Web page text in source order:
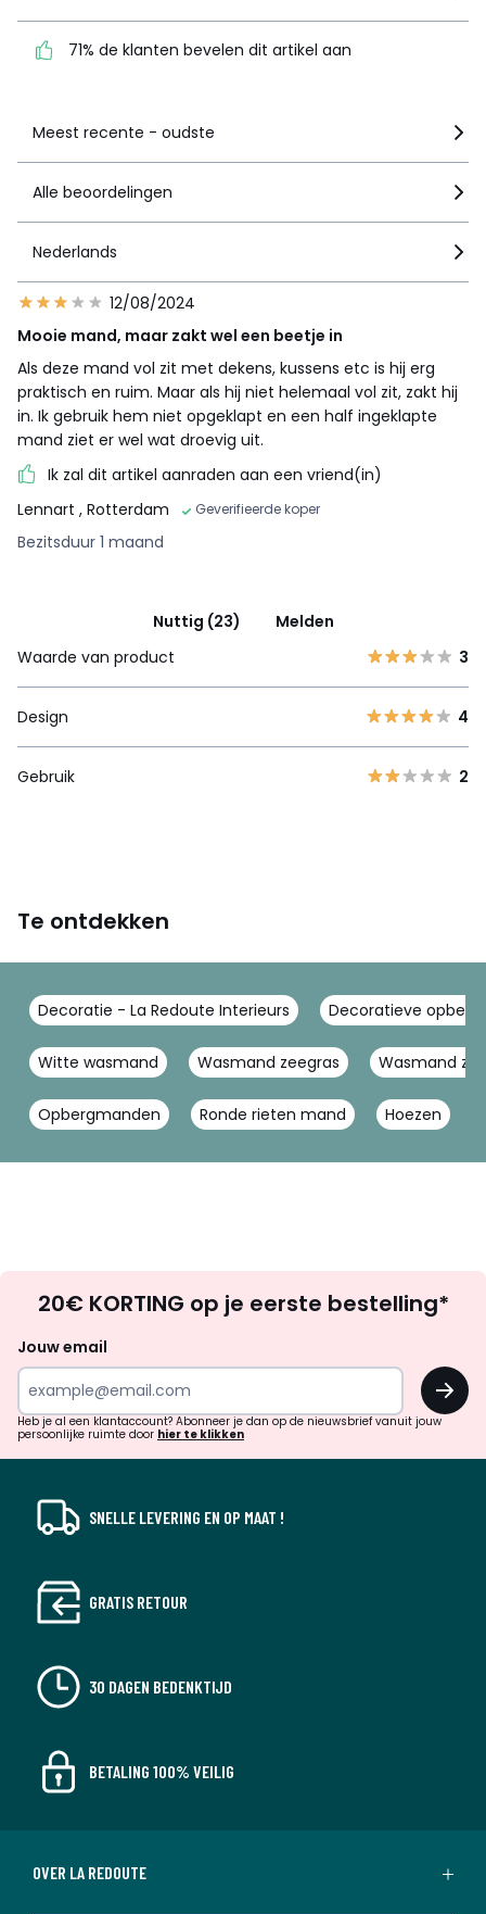
dit artikel aan
71% de klanten bevelen dit artikel aan
Meest recente - oudste
Alle beoordelingen
Nederlands
12/08/2024
Mooie mand, maar zakt wel een beetje in
Als deze mand vol zit met dekens, kussens etc is hij erg
praktisch en ruim. Maar als hij niet helemaal vol zit, zakt hij
in. Ik gebruik hem niet opgeklapt en een half ingeklapte
mand ziet er wel wat droevig uit.
Ik zal dit artikel aanraden aan een vriend(in)
Lennart , Rotterdam Geverifieerde koper
Bezitsduur 1 maand
Nuttig (23)
Melden
Waarde van product
3
Design 4
Gebruik 2
Te ontdekken
Decoratie - La Redoute Interieurs Decoratieve
Witte wasmand Wasmand zeegras Wasmand
Opbergmanden Ronde rieten mand Hoezen
zoek
inspiratie
verrassingen?
20€ KORTING op je eerste bestelling*
Jouw email
OK
Heb je al een klantaccount? Abonneer je dan op de nieuwsbrief vanuit jouw
persoonlijke ruimte door hier te klikken
SNELLE LEVERING EN OP MAAT !
GRATIS RETOUR
30 DAGEN BEDENKTIJD
BETALING 100% VEILIG
OVER LA REDOUTE